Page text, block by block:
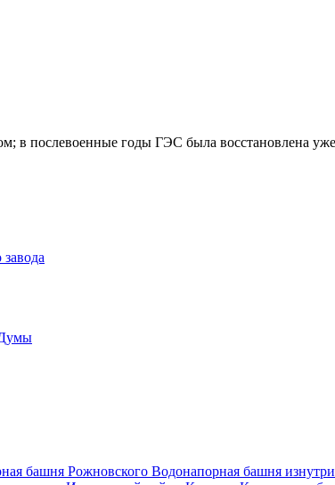
в послевоенные годы ГЭС была восстановлена
Думы
башня Рожновского Водонапорная башня изнутри